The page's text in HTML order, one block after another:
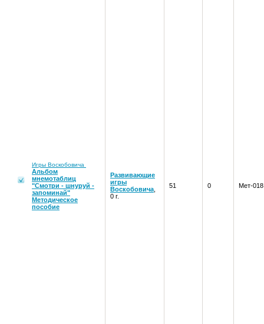
Игры Воскобовича
Альбом
мнемотаблиц
"Смотри - шнуруй -
запоминай"
Методическое
пособие
Развивающие
игры
Воскобовича
0 г.
51 0 Мет-018